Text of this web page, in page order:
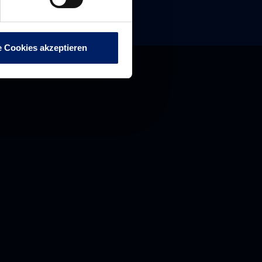
Cookies akzeptieren